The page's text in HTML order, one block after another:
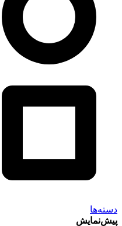
دسته‌ها
پیش‌نمایش